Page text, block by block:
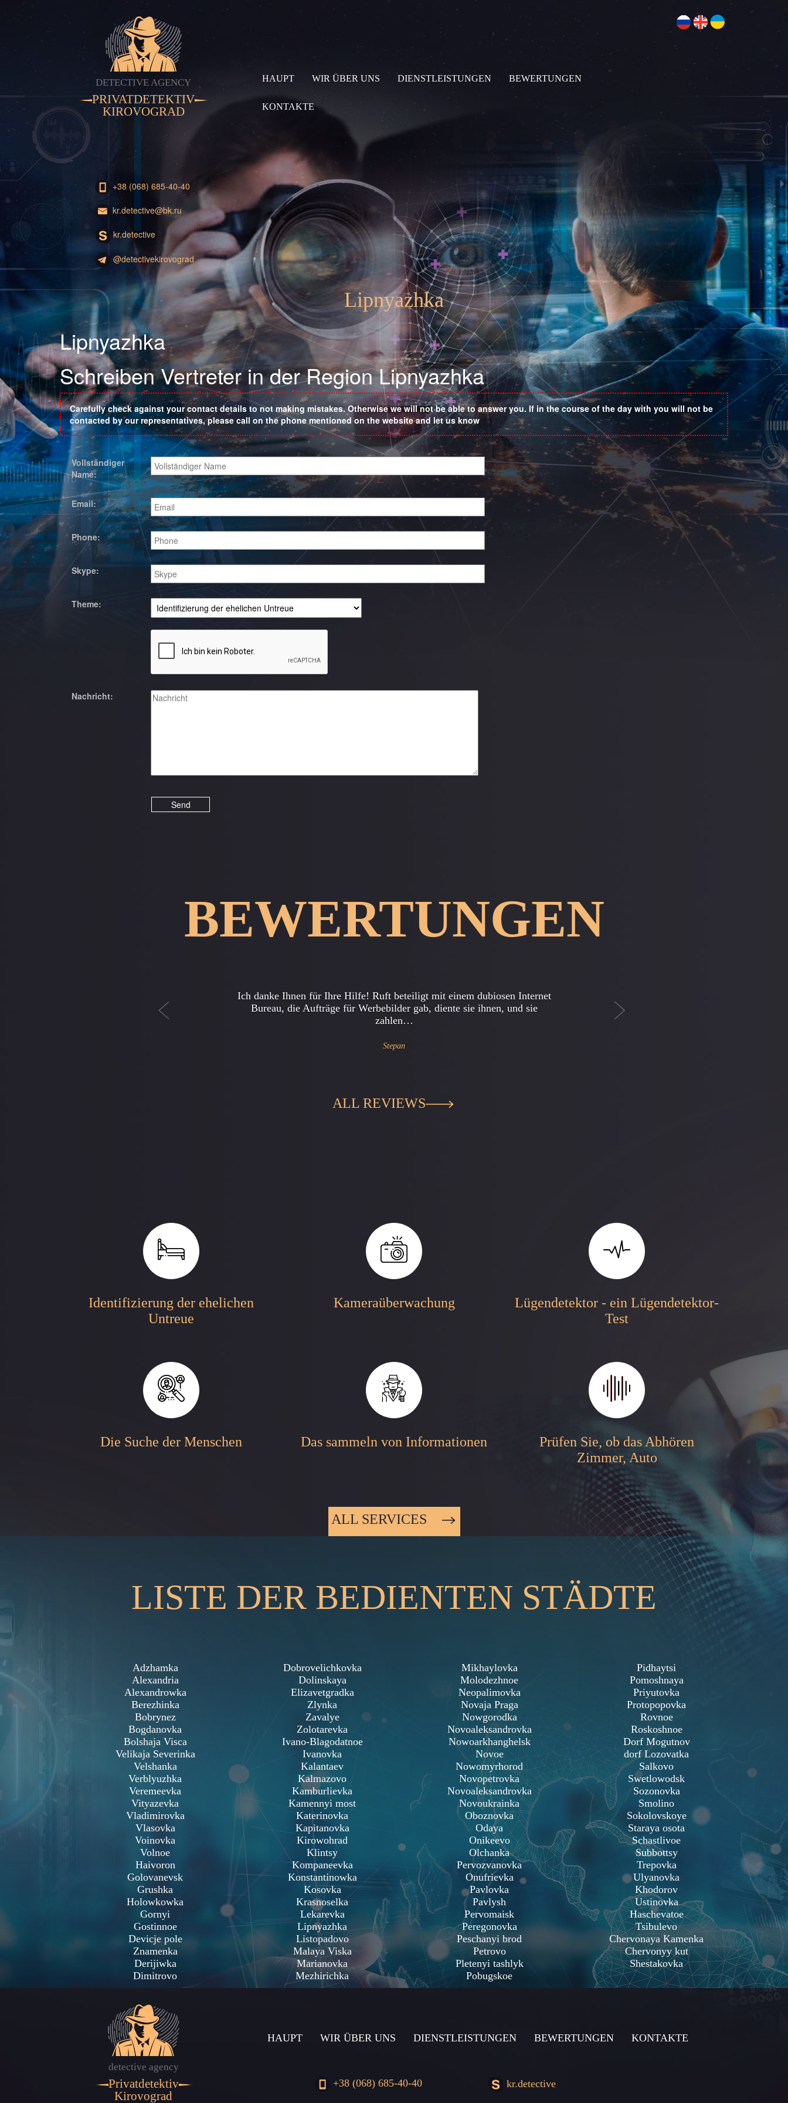
DETECTIVE AGENCY
PRIVATDETEKTIV
KIROVOGRAD
HAUPT WIR ÜBER UNS DIENSTLEISTUNGEN BEWERTUNGEN
KONTAKTE
+38 (068) 685-40-40
kr.detective@bk.ru
kr.detective
@detectivekirovograd
Lipnyazhka
Lipnyazhka
Schreiben Vertreter in der Region Lipnyazhka
Carefully check against your contact details to not making mistakes. Otherwise we will not be able to answer you. If in the course of the day with you will not be
contacted by our representatives, please call on the phone mentioned on the website and let us know
Vollständiger
Name:
Email:
Phone:
Skype:
Theme:
Nachricht:
BEWERTUNGEN
Dank an die Mitarbeiter der Agentur "Private Detective Kirowograd" dafür,
dass mir geholfen, so schnell, mein Freund zu finden, die ich selbst in
seinen…
Lilie
ALL REVIEWS
Identifizierung der ehelichen
Untreue
Kameraüberwachung
Lügendetektor - ein Lügendetektor-
Test
Die Suche der Menschen Das sammeln von Informationen
Prüfen Sie, ob das Abhören
Zimmer, Auto
ALL SERVICES
LISTE DER BEDIENTEN STÄDTE
Adzhamka
Alexandria
Alexandrowka
Berezhinka
Bobrynez
Bogdanovka
Bolshaja Visca
Velikaja Severinka
Velshanka
Verblyuzhka
Veremeevka
Vityazevka
Vladimirovka
Vlasovka
Voinovka
Volnoe
Haivoron
Golovanevsk
Grushka
Holowkowka
Gornyi
Gostinnoe
Devicje pole
Znamenka
Derijiwka
Dimitrovo
Dobrovelichkovka
Dolinskaya
Elizavetgradka
Zlynka
Zavalye
Zolotarevka
Ivano-Blagodatnoe
Ivanovka
Kalantaev
Kalmazovo
Kamburlievka
Kamennyi most
Katerinovka
Kapitanovka
Kirowohrad
Klintsy
Kompaneevka
Konstantinowka
Kosovka
Krasnoselka
Lekarevka
Lipnyazhka
Listopadovo
Malaya Viska
Marianovka
Mezhirichka
Mikhaylovka
Molodezhnoe
Neopalimovka
Novaja Praga
Nowgorodka
Novoaleksandrovka
Nowoarkhanghelsk
Novoe
Nowomyrhorod
Novopetrovka
Novoaleksandrovka
Novoukrainka
Oboznovka
Odaya
Onikeevo
Olchanka
Pervozvanovka
Onufrievka
Pavlovka
Pavlysh
Pervomaisk
Peregonovka
Peschanyi brod
Petrovo
Pletenyi tashlyk
Pobugskoe
Pidhaytsi
Pomoshnaya
Priyutovka
Protopopovka
Rovnoe
Roskoshnoe
Dorf Mogutnov
dorf Lozovatka
Salkovo
Swetlowodsk
Sozonovka
Smolino
Sokolovskoye
Staraya osota
Schastlivoe
Subbottsy
Trepovka
Ulyanovka
Khodorov
Ustinovka
Haschevatoe
Tsibulevo
Chervonaya Kamenka
Chervonyy kut
Shestakovka
detective agency
Privatdetektiv
Kirovograd
HAUPT WIR ÜBER UNS DIENSTLEISTUNGEN BEWERTUNGEN KONTAKTE
+38 (068) 685-40-40 kr.detective